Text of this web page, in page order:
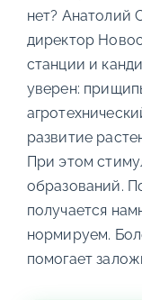
нет? Анатолий
директор
станции и
уверен:
развитие
При этом
образований.
получается
нормируем.
помогает